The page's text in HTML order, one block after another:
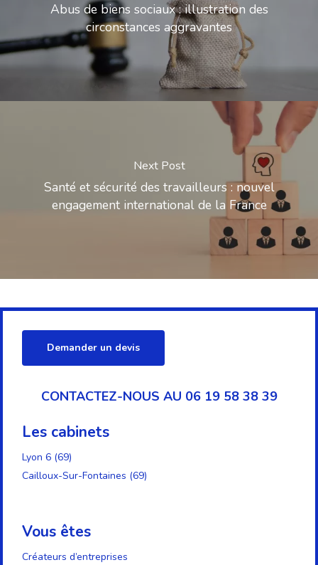
Abus de biens sociaux : illustration des
circonstances aggravantes
Next Post
Santé et sécurité des travailleurs : nouvel
engagement international de la France
Demander un devis
CONTACTEZ-NOUS AU 06 19 58 38 39
Les cabinets
Lyon 6 (69)
Cailloux-Sur-Fontaines (69)
Vous êtes
Créateurs d’entreprises